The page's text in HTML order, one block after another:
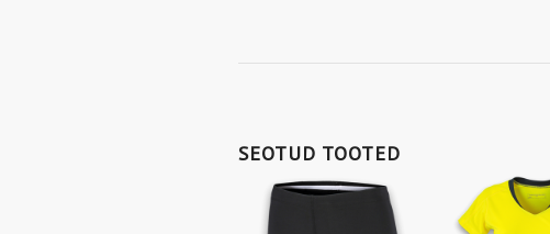
SEOTUD TOOTED